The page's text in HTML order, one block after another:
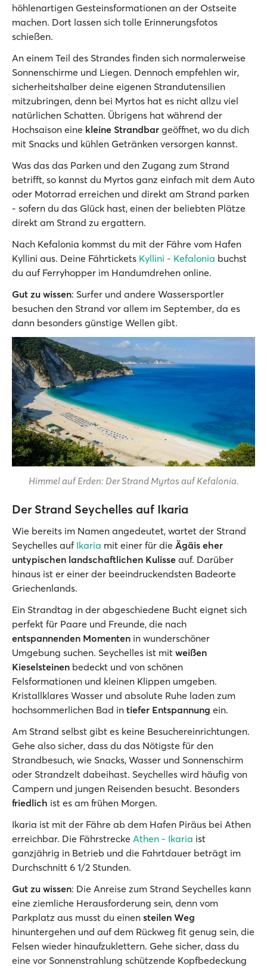
höhlenartigen Gesteinsformationen an der Ostseite
machen. Dort lassen sich tolle Erinnerungsfotos
schießen.
An einem Teil des Strandes finden sich normalerweise
Sonnenschirme und Liegen. Dennoch empfehlen wir,
sicherheitshalber deine eigenen Strandutensilien
mitzubringen, denn bei Myrtos hat es nicht allzu viel
natürlichen Schatten. Übrigens hat während der
Hochsaison eine kleine Strandbar geöffnet, wo du dich
mit Snacks und kühlen Getränken versorgen kannst.
Was das das Parken und den Zugang zum Strand
betrifft, so kannst du Myrtos ganz einfach mit dem Auto
oder Motorrad erreichen und direkt am Strand parken
- sofern du das Glück hast, einen der beliebten Plätze
direkt am Strand zu ergattern.
Nach Kefalonia kommst du mit der Fähre vom Hafen
Kyllini aus. Deine Fährtickets Kyllini - Kefalonia buchst
du auf Ferryhopper im Handumdrehen online.
Gut zu wissen: Surfer und andere Wassersportler
besuchen den Strand vor allem im September, da es
dann besonders günstige Wellen gibt.
Himmel auf Erden: Der Strand Myrtos auf Kefalonia.
Der Strand Seychelles auf Ikaria
Wie bereits im Namen angedeutet, wartet der Strand
Seychelles auf Ikaria mit einer für die Ägäis eher
untypischen landschaftlichen Kulisse auf. Darüber
hinaus ist er einer der beeindruckendsten Badeorte
Griechenlands.
Ein Strandtag in der abgeschiedene Bucht eignet sich
perfekt für Paare und Freunde, die nach
entspannenden Momenten in wunderschöner
Umgebung suchen. Seychelles ist mit weißen
Kieselsteinen bedeckt und von schönen
Felsformationen und kleinen Klippen umgeben.
Kristallklares Wasser und absolute Ruhe laden zum
hochsommerlichen Bad in tiefer Entspannung ein.
Am Strand selbst gibt es keine Besuchereinrichtungen.
Gehe also sicher, dass du das Nötigste für den
Strandbesuch, wie Snacks, Wasser und Sonnenschirm
oder Strandzelt dabeihast. Seychelles wird häufig von
Campern und jungen Reisenden besucht. Besonders
friedlich ist es am frühen Morgen.
Ikaria ist mit der Fähre ab dem Hafen Piräus bei Athen
erreichbar. Die Fährstrecke Athen - Ikaria ist
ganzjährig in Betrieb und die Fahrtdauer beträgt im
Durchschnitt 6 1/2 Stunden.
Gut zu wissen: Die Anreise zum Strand Seychelles kann
eine ziemliche Herausforderung sein, denn vom
Parkplatz aus musst du einen steilen Weg
hinuntergehen und auf dem Rückweg fit genug sein, die
Felsen wieder hinaufzuklettern. Gehe sicher, dass du
eine vor Sonnenstrahlung schützende Kopfbedeckung